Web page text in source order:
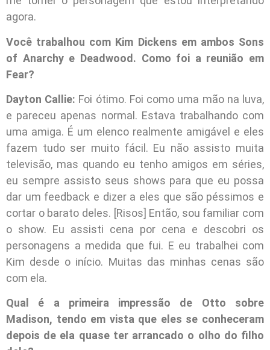
agora.
Você trabalhou com Kim Dickens em ambos Sons
of Anarchy e Deadwood. Como foi a reunião em
Fear?
Dayton Callie: Foi ótimo. Foi como uma mão na luva,
e pareceu apenas normal. Estava trabalhando com
uma amiga. É um elenco realmente amigável e eles
fazem tudo ser muito fácil. Eu não assisto muita
televisão, mas quando eu tenho amigos em séries,
eu sempre assisto seus shows para que eu possa
dar um feedback e dizer a eles que são péssimos e
cortar o barato deles. [Risos] Então, sou familiar com
o show. Eu assisti cena por cena e descobri os
personagens a medida que fui. E eu trabalhei com
Kim desde o início. Muitas das minhas cenas são
com ela.
Qual é a primeira impressão de Otto sobre
Madison, tendo em vista que eles se conheceram
depois de ela quase ter arrancado o olho do filho